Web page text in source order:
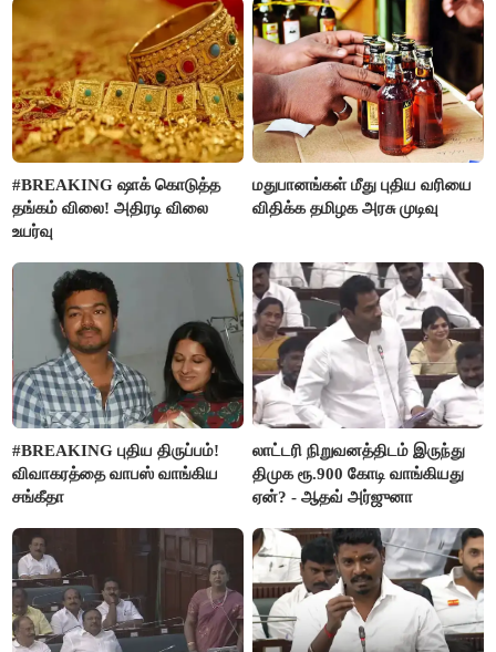
#BREAKING ஷாக் கொடுத்த
தங்கம் விலை! அதிரடி விலை
உயர்வு
மதுபானங்கள் மீது புதிய வரியை
விதிக்க தமிழக அரசு முடிவு
#BREAKING புதிய திருப்பம்!
விவாகரத்தை வாபஸ் வாங்கிய
சங்கீதா
லாட்டரி நிறுவனத்திடம் இருந்து
திமுக ரூ.900 கோடி வாங்கியது
ஏன்? - ஆதவ் அர்ஜுனா